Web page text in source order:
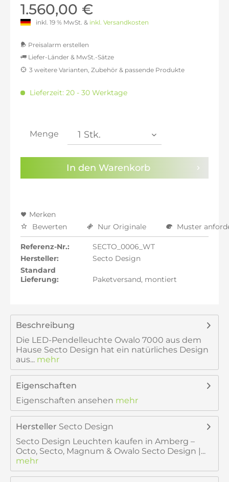
1.560,00 €
inkl. 19 % MwSt. & inkl. Versandkosten
Preisalarm erstellen
Sie haben dieDatenschutzbestimmungenzur
Kenntnis genommen.
Liefer-Länder & MwSt.-Sätze
inkl. 16% MwSt.: 1.520,67 €
inkl. 21% MwSt.: 1.586,22 €
inkl. 22% MwSt.: 1.599,33 €
3 weitere Varianten, Zubehör & passende Produkte
Lieferzeit: 20 - 30 Werktage
Menge
In den Warenkorb
Merken
Bewerten
Nur Originale Muster
Referenz-Nr.:
SECTO_0006_WT
Hersteller:
Secto Design
Standard
Lieferung:
Paketversand, montiert
Beschreibung
Die LED-Pendelleuchte Owalo 7000 aus dem
Hause Secto Design hat ein natürliches Design
aus... mehr
Eigenschaften
Eigenschaften ansehen mehr
Hersteller Secto Design
Secto Design Leuchten kaufen in Amberg –
Octo, Secto, Magnum & Owalo Secto Design |...
mehr